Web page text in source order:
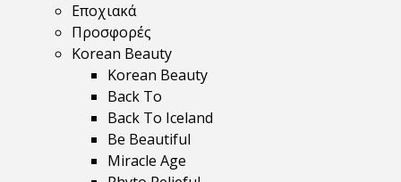
Εποχιακά
Προσφορές
Korean Beauty
Korean Beauty
Back To
Back To Iceland
Be Beautiful
Miracle Age